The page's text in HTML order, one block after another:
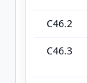
C46.2
C46.3